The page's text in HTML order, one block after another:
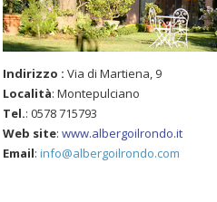
Indirizzo :Via di Martiena, 9
Località: Montepulciano
Tel.: 0578 715793
Web site:www.albergoilrondo.it
Email:info@albergoilrondo.com